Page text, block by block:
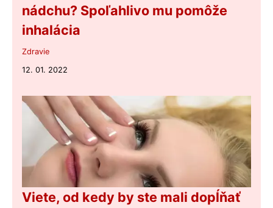
nádchu? Spoľahlivo mu pomôže
inhalácia
Zdravie
12. 01. 2022
Viete, od kedy by ste mali dopĺňať